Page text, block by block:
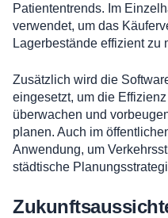
Patiententrends. Im
verwendet, um das
Lagerbestände effizient zu
Zusätzlich wird die
eingesetzt, um die
überwachen und
planen. Auch im
Anwendung, um
städtische